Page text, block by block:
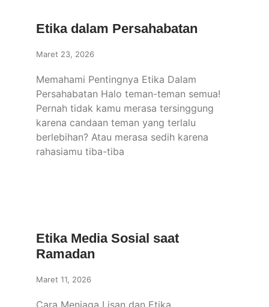
Etika dalam Persahabatan
Maret 23, 2026
Memahami Pentingnya Etika Dalam
Persahabatan Halo teman-teman semua!
Pernah tidak kamu merasa tersinggung
karena candaan teman yang terlalu
berlebihan? Atau merasa sedih karena
rahasiamu tiba-tiba
Etika Media Sosial saat
Ramadan
Maret 11, 2026
Cara Menjaga Lisan dan Etika